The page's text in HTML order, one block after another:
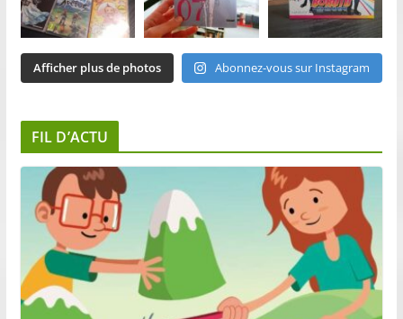
Afficher plus de photos Abonnez-vous sur Instagram
FIL D’ACTU